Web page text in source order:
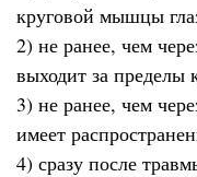
круговой мышцы
2) не ранее, чем
выходит за пределы
3) не ранее, чем
имеет
4) сразу после